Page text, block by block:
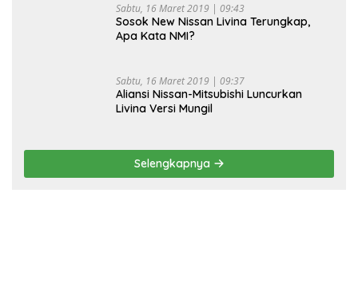
Sabtu, 16 Maret 2019 | 09:43
Sosok New Nissan Livina Terungkap,
Apa Kata NMI?
Sabtu, 16 Maret 2019 | 09:37
Aliansi Nissan-Mitsubishi Luncurkan
Livina Versi Mungil
Selengkapnya